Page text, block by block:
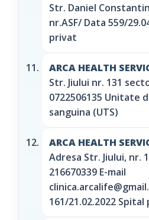
Str. Daniel
nr.ASF/ Data 559/
privat
ARCA HEALTH
Str. Jiului nr. 131
0722506135 Unitate
sanguina (UTS)
ARCA HEALTH
Adresa Str. Jiului, nr.
216670339 E-mail
161/21.02.2022